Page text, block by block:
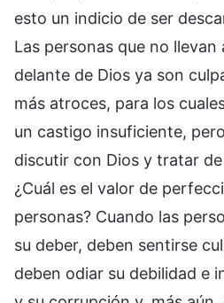
esto un indicio de ser
Las personas que no llevan
delante de Dios ya son
más atroces, para los
un castigo insuficiente,
discutir con Dios y tratar
¿Cuál es el valor de
personas? Cuando las
su deber, deben sentirse
deben odiar su debilidad e